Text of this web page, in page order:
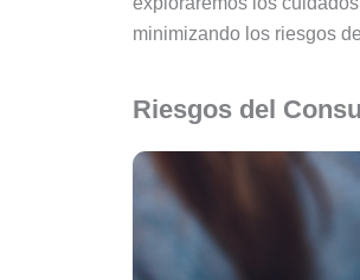
minimizando los riesgos
Riesgos del